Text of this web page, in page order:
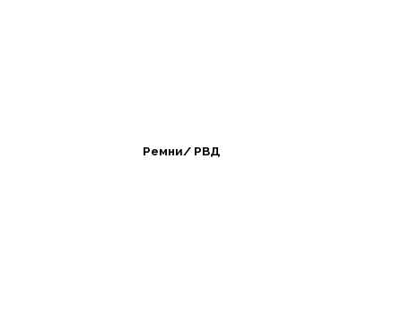
Ремни/ РВД